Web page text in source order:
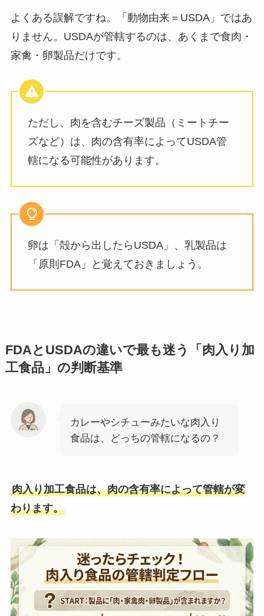
よくある誤解ですね。「動物由来＝USDA」ではあ
りません。USDAが管轄するのは、あくまで食肉・
家禽・卵製品だけです。
ただし、肉を含むチーズ製品（ミートチー
ズなど）は、肉の含有率によってUSDA管
轄になる可能性があります。
卵は「殻から出したらUSDA」、乳製品は
「原則FDA」と覚えておきましょう。
FDAとUSDAの違いで最も迷う「肉入り加
工食品」の判断基準
カレーやシチューみたいな肉入り
食品は、どっちの管轄になるの？
肉入り加工食品は、肉の含有率によって管轄が変
わります。